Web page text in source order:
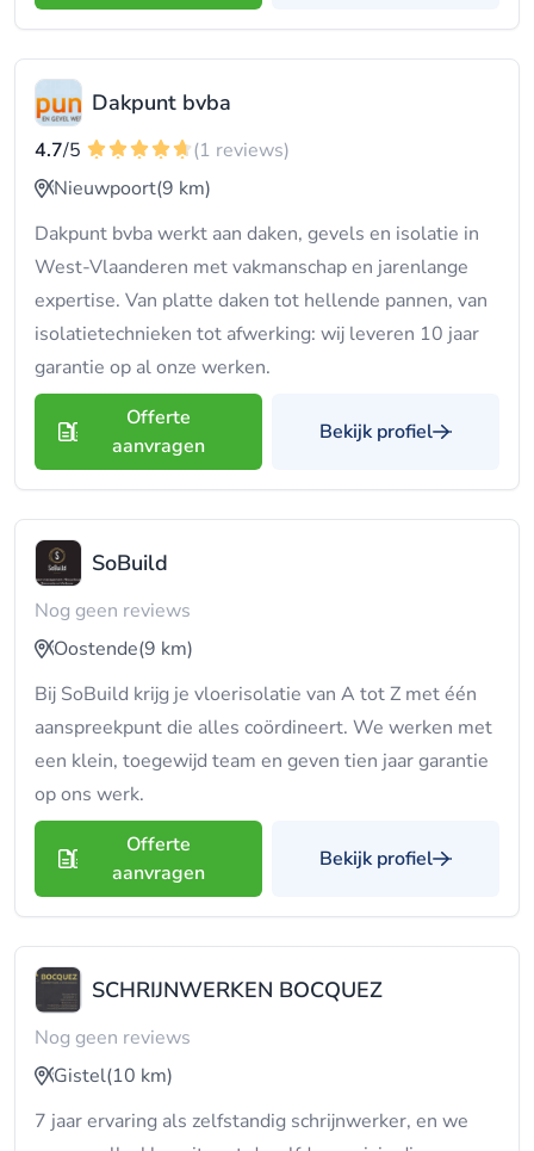
Dakpunt bvba
4.7/5
(1 reviews)
Nieuwpoort(9 km)
Dakpunt bvba werkt aan daken, gevels en isolatie in
West-Vlaanderen met vakmanschap en jarenlange
expertise. Van platte daken tot hellende pannen, van
isolatietechnieken tot afwerking: wij leveren 10 jaar
garantie op al onze werken.
Offerte
aanvragen
Bekijk profiel
SoBuild
Nog geen reviews
Oostende(9 km)
Bij SoBuild krijg je vloerisolatie van A tot Z met één
aanspreekpunt die alles coördineert. We werken met
een klein, toegewijd team en geven tien jaar garantie
op ons werk.
Offerte
aanvragen
Bekijk profiel
SCHRIJNWERKEN BOCQUEZ
Nog geen reviews
Gistel(10 km)
7 jaar ervaring als zelfstandig schrijnwerker, en we